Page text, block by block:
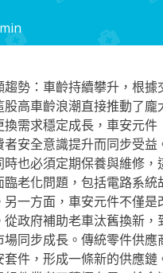
勢：車齡持續攀升，根
高車齡浪潮直接推動了
需求穩定成長，車安元
安全意識提升而同步受
也必須定期保養與維修
老化問題，包括電路系
一方面，車安元件不僅
政府補助老車汰舊換新
同步成長。傳統零件供
件，形成一條新的供應